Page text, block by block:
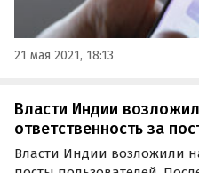
21 мая 2021, 18:13
Власти Индии
ответственность за
Власти Индии возложили